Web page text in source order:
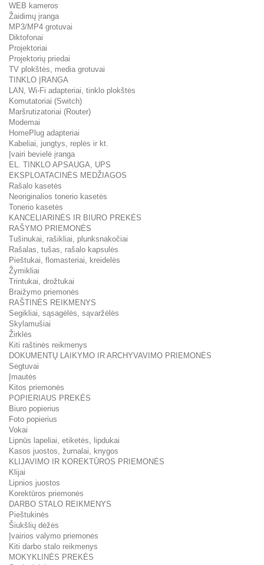
WEB kameros
Žaidimų įranga
MP3/MP4 grotuvai
Diktofonai
Projektoriai
Projektorių priedai
TV plokštės, media grotuvai
TINKLO ĮRANGA
LAN, Wi-Fi adapteriai, tinklo plokštės
Komutatoriai (Switch)
Maršrutizatoriai (Router)
Modemai
HomePlug adapteriai
Kabeliai, jungtys, replės ir kt.
Įvairi bevielė įranga
EL. TINKLO APSAUGA, UPS
EKSPLOATACINĖS MEDŽIAGOS
Rašalo kasetės
Neoriginalios tonerio kasetės
Tonerio kasetės
KANCELIARINĖS IR BIURO PREKĖS
RAŠYMO PRIEMONĖS
Tušinukai, rašikliai, plunksnakočiai
Rašalas, tušas, rašalo kapsulės
Pieštukai, flomasteriai, kreidelės
Žymikliai
Trintukai, drožtukai
Braižymo priemonės
RAŠTINĖS REIKMENYS
Segikliai, sąsagėlės, sąvaržėlės
Skylamušiai
Žirklės
Kiti raštinės reikmenys
DOKUMENTŲ LAIKYMO IR ARCHYVAVIMO PRIEMONĖS
Segtuvai
Įmautės
Kitos priemonės
POPIERIAUS PREKĖS
Biuro popierius
Foto popierius
Vokai
Lipnūs lapeliai, etiketės, lipdukai
Kasos juostos, žurnalai, knygos
KLIJAVIMO IR KOREKTŪROS PRIEMONĖS
Klijai
Lipnios juostos
Korektūros priemonės
DARBO STALO REIKMENYS
Pieštukinės
Šiukšlių dėžės
Įvairios valymo priemonės
Kiti darbo stalo reikmenys
MOKYKLINĖS PREKĖS